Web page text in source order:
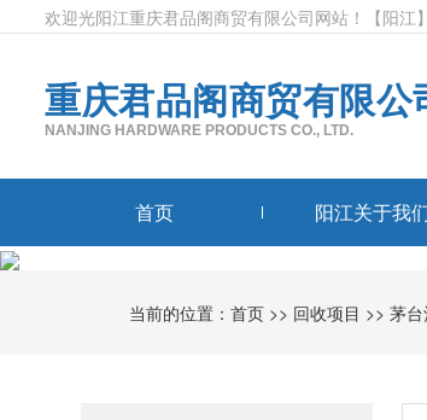
欢迎光阳江重庆君品阁商贸有限公司网站！ 【阳江】
重庆君品阁商贸有限公
NANJING HARDWARE PRODUCTS CO., LTD.
首页 阳江关于我
当前的位置：首页 >> 回收项目 >>茅